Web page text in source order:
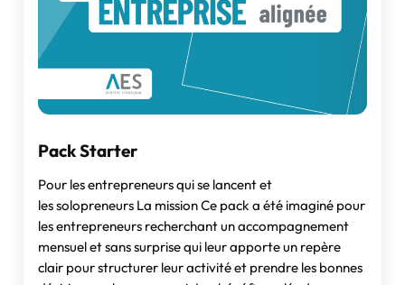
Pack Starter
Pour les entrepreneurs qui se lancent et
les solopreneurs La mission Ce pack a été imaginé pour
les entrepreneurs recherchant un accompagnement
mensuel et sans surprise qui leur apporte un repère
clair pour structurer leur activité et prendre les bonnes